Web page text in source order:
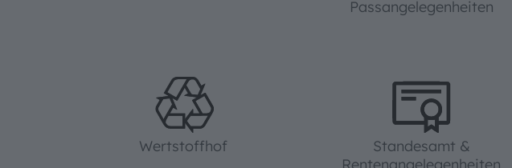
Passangelegenheiten
Wertstoffhof
Standesamt &